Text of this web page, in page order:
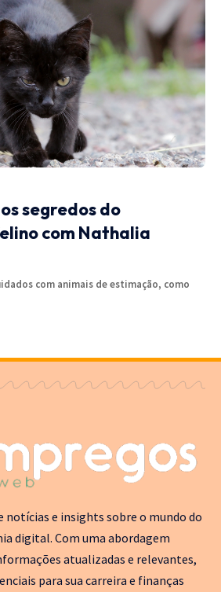
segredos do
com Nathalia
com animais de estimação, como
notícias e insights sobre o mundo do
digital. Com uma abordagem
atualizadas e relevantes,
para sua carreira e finanças